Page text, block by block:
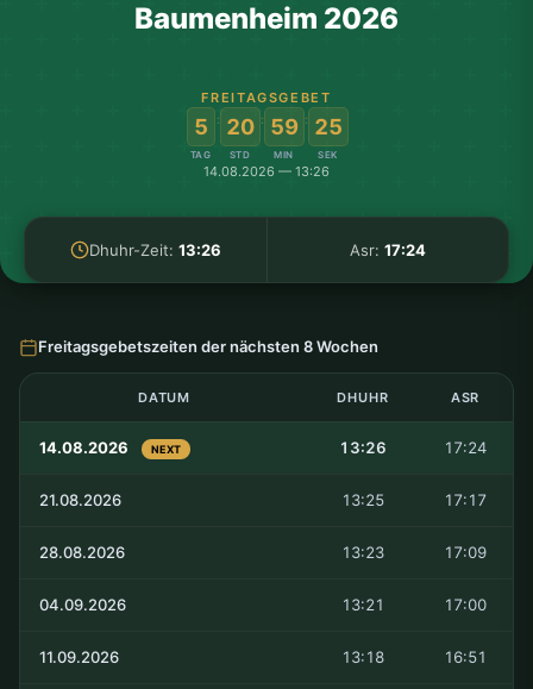
Baumenheim 2026
FREITAGSGEBET
5
TAG
: 20
STD
: 59
MIN
: 25
SEK
14.08.2026 — 13:26
Dhuhr-Zeit: 13:26 Asr: 17:24
Freitagsgebetszeiten der nächsten 8 Wochen
DATUM DHUHR ASR
14.08.2026 NEXT 13:26 17:24
21.08.2026 13:25 17:17
28.08.2026 13:23 17:09
04.09.2026 13:21 17:00
11.09.2026 13:18 16:51